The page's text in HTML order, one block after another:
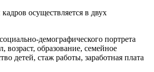
осуществляется в двух
демографического портрета
возраст, образование, семейное
детей, стаж работы, заработная плата